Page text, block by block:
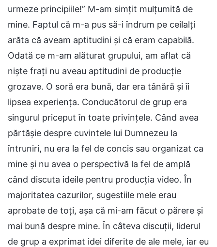
urmeze principiile!” M-am simțit mulțumită de
mine. Faptul că m-a pus să-i îndrum pe ceilalți
arăta că aveam aptitudini și că eram capabilă.
Odată ce m-am alăturat grupului, am aflat că
niște frați nu aveau aptitudini de producție
grozave. O soră era bună, dar era tânără și îi
lipsea experiența. Conducătorul de grup era
singurul priceput în toate privințele. Când avea
părtășie despre cuvintele lui Dumnezeu la
întruniri, nu era la fel de concis sau organizat ca
mine și nu avea o perspectivă la fel de amplă
când discuta ideile pentru producția video. În
majoritatea cazurilor, sugestiile mele erau
aprobate de toți, așa că mi-am făcut o părere și
mai bună despre mine. În câteva discuții, liderul
de grup a exprimat idei diferite de ale mele, iar eu